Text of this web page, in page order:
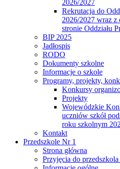
2026/2027
Rekrutacja do
2026/2027 wraz z
stronie Oddziału
BIP 2025
Jadłospis
RODO
Dokumenty szkolne
Informacje o szkole
Programy, projekty,
Konkursy
Projekty
Wojewódzkie
uczniów szkół
roku szkolnym
Kontakt
Przedszkole Nr 1
Strona główna
Przyjęcia do